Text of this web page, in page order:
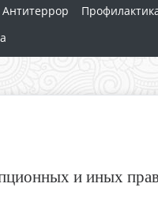
Антитеррор
и иных